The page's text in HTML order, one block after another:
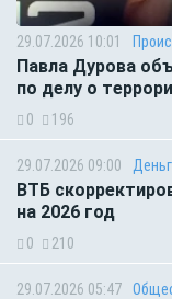
29.07.2026 10:01
Павла Дурова
по делу о
0 196
29.07.2026 09:00
ВТБ
на 2026 год
0 210
29.07.2026 05:47